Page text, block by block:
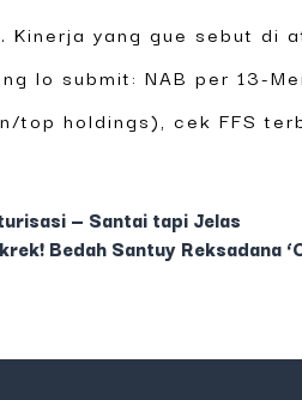
Kinerja yang gue sebut di
lo submit: NAB per 13-
top holdings), cek FFS
— Santai tapi Jelas
Bedah Santuy Reksadana